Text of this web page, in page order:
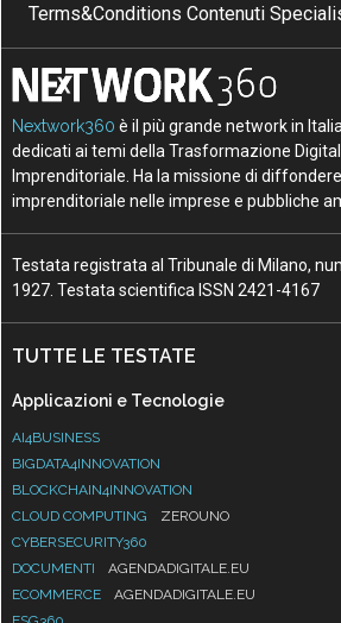
Terms&Conditions Contenuti
Nextwork360 è il più grande network in
dedicati ai temi della Trasformazione
Imprenditoriale. Ha la missione di
imprenditoriale nelle imprese e pubbliche
Testata registrata al Tribunale di Milano,
1927. Testata scientifica ISSN 2421-4167
TUTTE LE TESTATE
Applicazioni e Tecnologie
AI4BUSINESS
BIGDATA4INNOVATION
BLOCKCHAIN4INNOVATION
CLOUD COMPUTING
ZEROUNO
CYBERSECURITY360
DOCUMENTI
AGENDADIGITALE.EU
ECOMMERCE
AGENDADIGITALE.EU